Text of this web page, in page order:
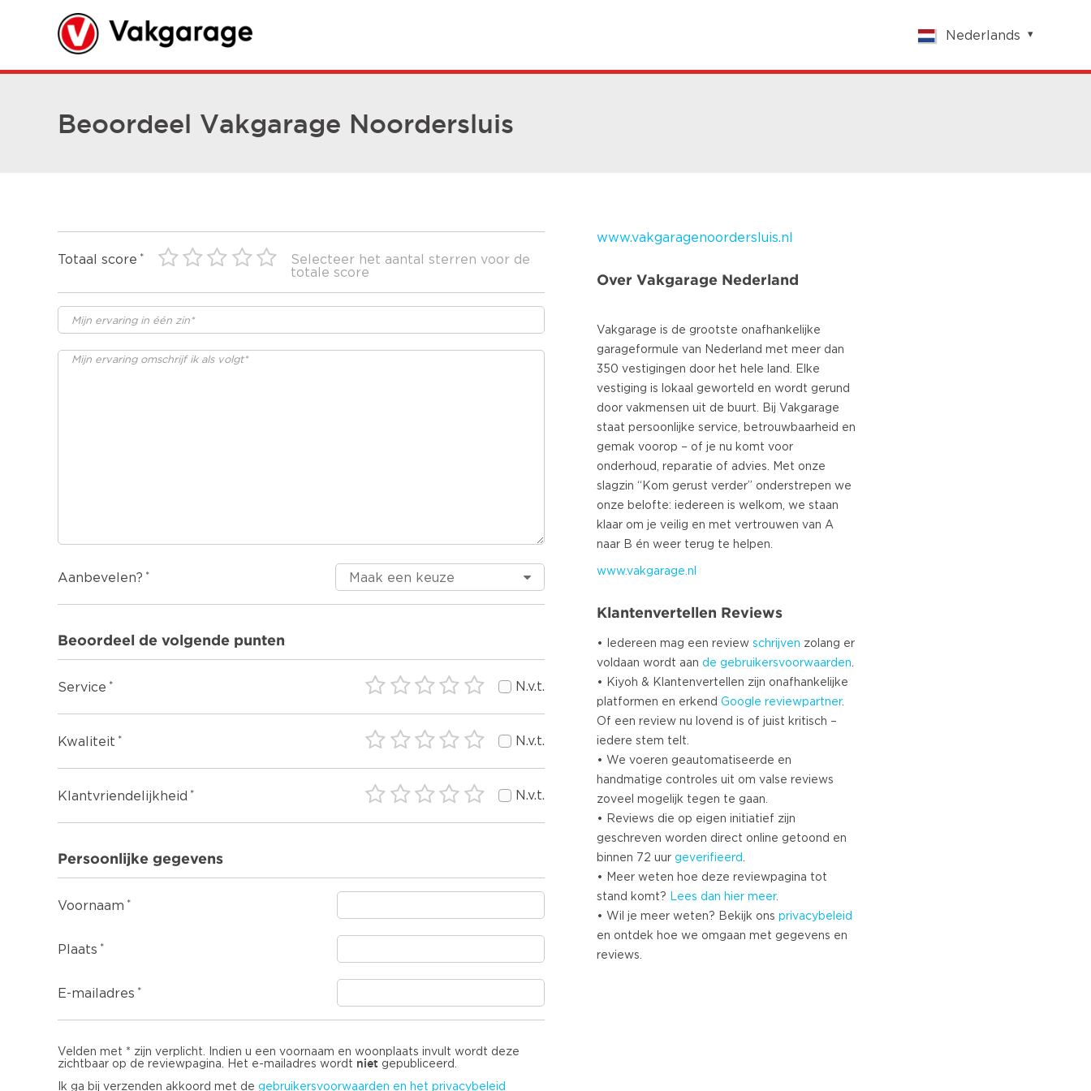
Nederlands
Nederlands
Beoordeel Vakgarage Noordersluis
Totaal score
Selecteer het aantal sterren voor de
totale score
Aanbevelen?
Beoordeel de volgende punten
Service N.v.t.
Kwaliteit N.v.t.
Klantvriendelijkheid N.v.t.
Persoonlijke gegevens
Voornaam
Plaats
E-mailadres
Velden met * zijn verplicht. Indien u een voornaam en woonplaats invult wordt deze
zichtbaar op de reviewpagina. Het e-mailadres wordt niet gepubliceerd.
Ik ga bij verzenden akkoord met de gebruikersvoorwaarden en het privacybeleid
www.vakgaragenoordersluis.nl
Over Vakgarage Nederland
Vakgarage is de grootste onafhankelijke
garageformule van Nederland met meer dan
350 vestigingen door het hele land. Elke
vestiging is lokaal geworteld en wordt gerund
door vakmensen uit de buurt. Bij Vakgarage
staat persoonlijke service, betrouwbaarheid en
gemak voorop – of je nu komt voor
onderhoud, reparatie of advies. Met onze
slagzin “Kom gerust verder” onderstrepen we
onze belofte: iedereen is welkom, we staan
klaar om je veilig en met vertrouwen van A
www.vakgarage.nl
Klantenvertellen Reviews
• Iedereen mag een review schrijven zolang er
voldaan wordt aan de gebruikersvoorwaarden
• Kiyoh & Klantenvertellen zijn onafhankelijke
platformen en erkend Google reviewpartner.
Of een review nu lovend is of juist kritisch –
iedere stem telt.
• We voeren geautomatiseerde en
handmatige controles uit om valse reviews
zoveel mogelijk tegen te gaan.
• Reviews die op eigen initiatief zijn
geschreven worden direct online getoond en
binnen 72 uur geverifieerd
• Meer weten hoe deze reviewpagina tot
stand komt? Lees dan hier meer.
• Wil je meer weten? Bekijk ons privacybeleid
en ontdek hoe we omgaan met gegevens en
reviews.